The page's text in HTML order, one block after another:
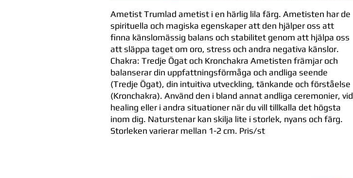
Ametist Trumlad ametist i en härlig lila färg. Ametisten har de
spirituella och magiska egenskaper att den hjälper oss att
finna känslomässig balans och stabilitet genom att hjälpa oss
att släppa taget om oro, stress och andra negativa känslor.
Chakra: Tredje Ögat och Kronchakra Ametisten främjar och
balanserar din uppfattningsförmåga och andliga seende
(Tredje Ögat), din intuitiva utveckling, tänkande och förståelse
(Kronchakra). Använd den i bland annat andliga ceremonier, vid
healing eller i andra situationer när du vill tillkalla det högsta
inom dig. Naturstenar kan skilja lite i storlek, nyans och färg.
Storleken varierar mellan 1-2 cm. Pris/st